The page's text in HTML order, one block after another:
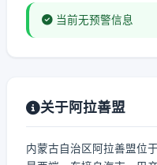
当前无预警信息
关于阿拉善盟
内蒙古自治区阿拉善盟位